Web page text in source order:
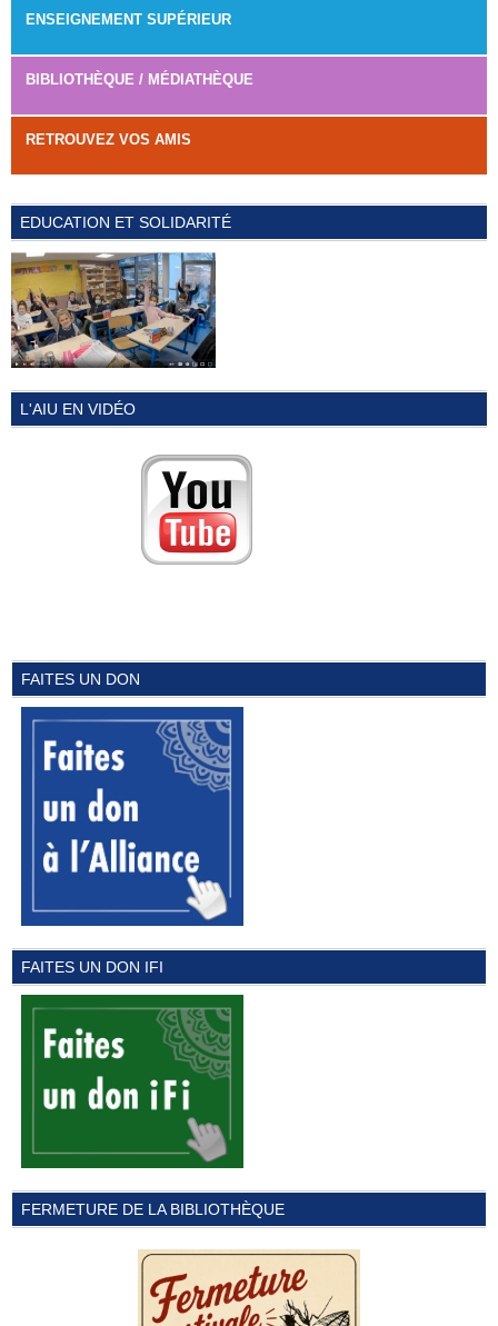
ENSEIGNEMENT SUPÉRIEUR
BIBLIOTHÈQUE / MÉDIATHÈQUE
RETROUVEZ VOS AMIS
EDUCATION ET SOLIDARITÉ
L'AIU EN VIDÉO
FAITES UN DON
FAITES UN DON IFI
FERMETURE DE LA BIBLIOTHÈQUE